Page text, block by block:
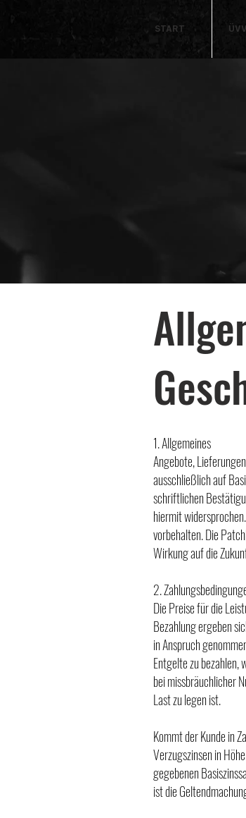
START
1. Allgemeines
Angebote,
ausschließlich auf
schriftlichen
hiermit
vorbehalten. Die
Wirkung auf die
2.
Die Preise für die
Bezahlung ergeben
in Anspruch
Entgelte zu
bei missbräuchlicher
Last zu legen ist.
Kommt der Kunde in
Verzugszinsen in
gegebenen
ist die